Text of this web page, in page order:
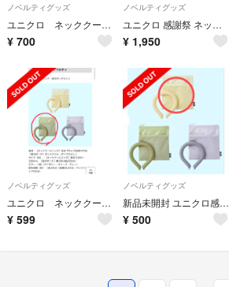
ノベルティグッズ
ユニクロ ネッククールリング・保冷ポーチセット
¥ 700
ノベルティグッズ
ユニクロ 感謝祭 ネッククールリング メッシュトートバッグ 保冷ポーチセット
¥ 1,950
ノベルティグッズ
ユニクロ ネッククールリング•保冷ポーチセット
¥ 599
ノベルティグッズ
新品未開封 ユニクロ感謝祭 ネッククールリング 保冷ポーチセット アイボリー
¥ 500